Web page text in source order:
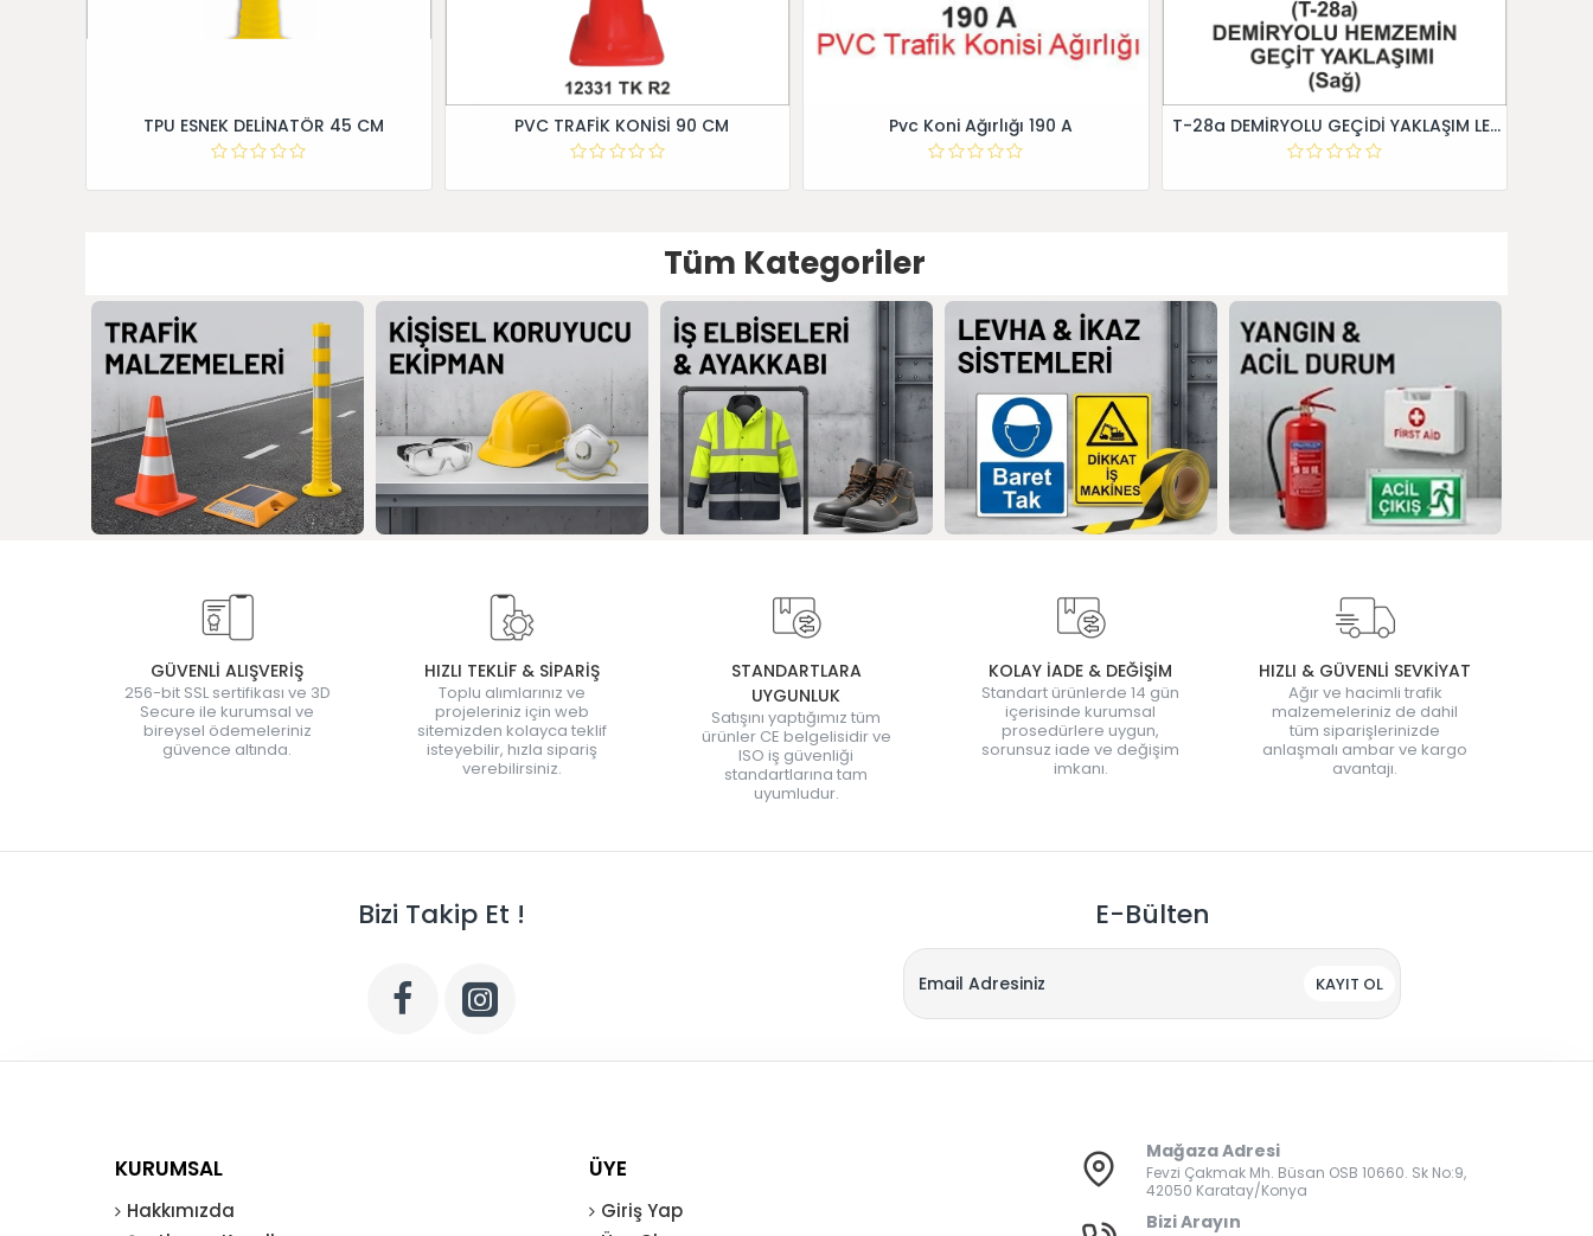
TPU ESNEK DELİNATÖR 45 CM PVC TRAFİK KONİSİ 90 CM Pvc Koni Ağırlığı 190 A T-28a DEMİRYOLU GEÇİDİ YAKLAŞIM LEVHALARI (Sağ)
Tüm Kategoriler
GÜVENLİ ALIŞVERİŞ
256-bit SSL sertifikası ve 3D
Secure ile kurumsal ve
bireysel ödemeleriniz
güvence altında.
HIZLI TEKLİF & SİPARİŞ
Toplu alımlarınız ve
projeleriniz için web
sitemizden kolayca teklif
isteyebilir, hızla sipariş
verebilirsiniz.
STANDARTLARA
UYGUNLUK
Satışını yaptığımız tüm
ürünler CE belgelisidir ve
ISO iş güvenliği
standartlarına tam
uyumludur.
KOLAY İADE & DEĞİŞİM
Standart ürünlerde 14 gün
içerisinde kurumsal
prosedürlere uygun,
sorunsuz iade ve değişim
imkanı.
HIZLI & GÜVENLİ SEVKİYAT
Ağır ve hacimli trafik
malzemeleriniz de dahil
tüm siparişlerinizde
anlaşmalı ambar ve kargo
avantajı.
Bizi Takip Et ! E-Bülten
KAYIT OL
KURUMSAL
Hakkımızda
ÜYE
Giriş Yap
Mağaza Adresi
Fevzi Çakmak Mh. Büsan OSB 10660. Sk No:9,
42050 Karatay/Konya
Bizi Arayın